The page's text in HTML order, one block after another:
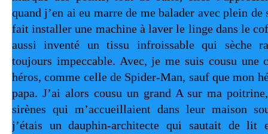
quand j’en ai eu marre de me balader avec plein de
fait installer une machine à laver le linge dans le
aussi inventé un tissu infroissable qui sèche
toujours impeccable. Avec, je me suis cousu une
héros, comme celle de Spider-Man, sauf que mon
papa. J’ai alors cousu un grand A sur ma
sirènes qui m’accueillaient dans leur maison
j’étais un dauphin-architecte qui sautait de lit